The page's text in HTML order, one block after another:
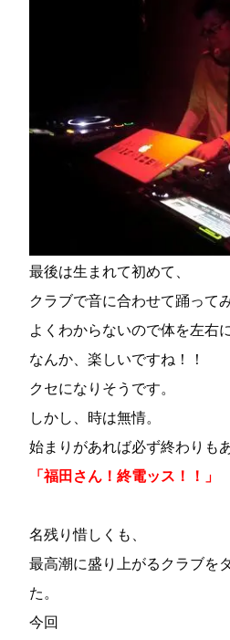
最後は生まれて初めて、
クラブで音に合わせて踊って
よくわからないので体を左右
なんか、楽しいですね！！
クセになりそうです。
しかし、時は無情。
始まりがあれば必ず終わりもあ
「福田さん！終電ッス！！」
名残り惜しくも、
最高潮に盛り上がるクラブを
た。
今回